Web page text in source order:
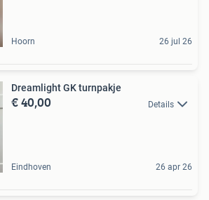
Hoorn 26 jul 26
Dreamlight GK turnpakje
€ 40,00 Details
Eindhoven 26 apr 26